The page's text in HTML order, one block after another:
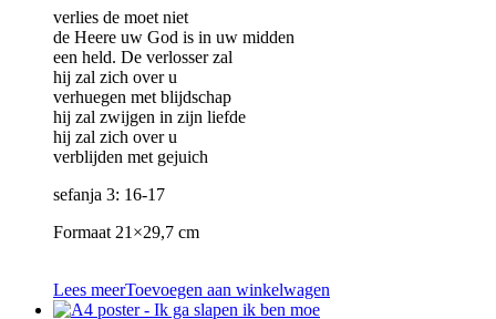
verlies de moet niet
de Heere uw God is in uw midden
een held. De verlosser zal
hij zal zich over u
verhuegen met blijdschap
hij zal zwijgen in zijn liefde
hij zal zich over u
verblijden met gejuich
sefanja 3: 16-17
Formaat 21×29,7 cm
Lees meerToevoegen aan winkelwagen